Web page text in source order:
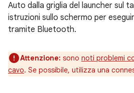
Auto dalla griglia del launcher sul
istruzioni sullo schermo per
tramite Bluetooth.
Attenzione: sono noti problemi
cavo. Se possibile, utilizza una